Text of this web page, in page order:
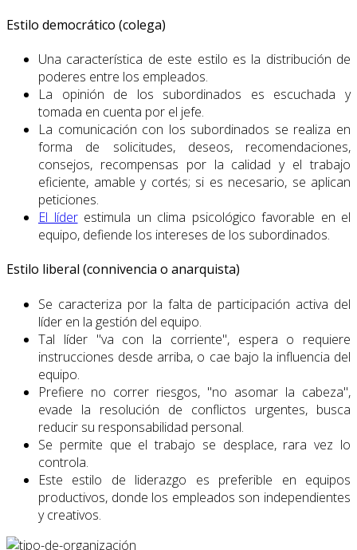
Estilo democrático (colega)
Una característica de este estilo es la distribución de
poderes entre los empleados.
La opinión de los subordinados es escuchada y
tomada en cuenta por el jefe.
La comunicación con los subordinados se realiza en
forma de solicitudes, deseos, recomendaciones,
consejos, recompensas por la calidad y el trabajo
eficiente, amable y cortés; si es necesario, se aplican
peticiones.
El líderestimula un clima psicológico favorable en el
equipo, defiende los intereses de los subordinados.
Estilo liberal (connivencia o anarquista)
Se caracteriza por la falta de participación activa del
líder en la gestión del equipo.
Tal líder "va con la corriente", espera o requiere
instrucciones desde arriba, o cae bajo la influencia del
equipo.
Prefiere no correr riesgos, "no asomar la cabeza",
evade la resolución de conflictos urgentes, busca
reducir su responsabilidad personal.
Se permite que el trabajo se desplace, rara vez lo
controla.
Este estilo de liderazgo es preferible en equipos
productivos, donde los empleados son independientes
y creativos.